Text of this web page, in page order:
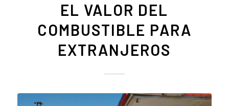
EL VALOR DEL
COMBUSTIBLE PARA
EXTRANJEROS